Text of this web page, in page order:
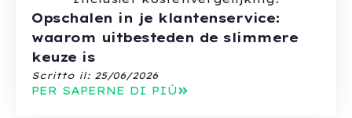
Opschalen in je klantenservice:
waarom uitbesteden de slimmere
keuze is
Scritto il: 25/06/2026
PER SAPERNE DI PIÙ